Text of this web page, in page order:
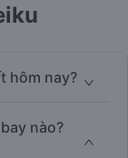
hôm nay?
nào?